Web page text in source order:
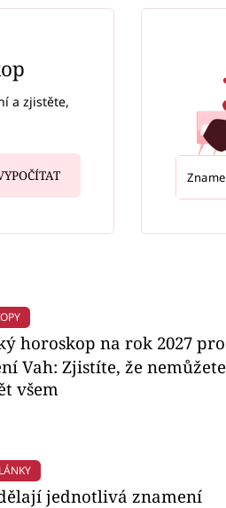
a zjistěte,
horoskop na rok 2027 pro
Vah: Zjistíte, že nemůžete
všem
jednotlivá znamení